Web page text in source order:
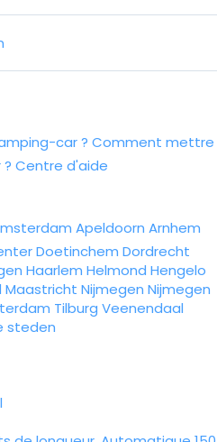
car ? Comment mettre
Centre d'aide
Apeldoorn Arnhem
Doetinchem Dordrecht
Haarlem Helmond Hengelo
Maastricht Nijmegen Nijmegen
Tilburg Veenendaal
steden